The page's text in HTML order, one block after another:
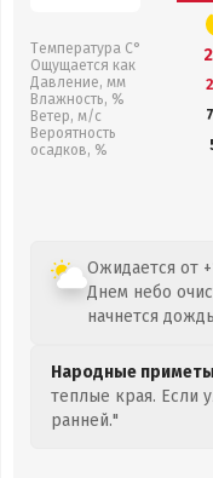
Температура С°
Ощущается как
Давление, мм
Влажность, %
Ветер, м/с
Вероятность
осадков, %
Ожидается от
Днем небо
начнется
Народные
теплые края. Если
ранней."